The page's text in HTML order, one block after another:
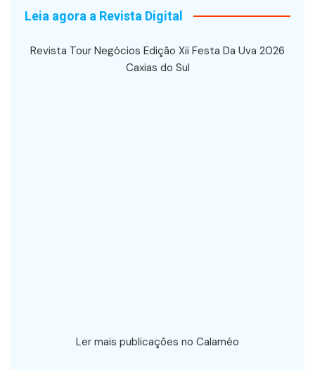
Leia agora a Revista Digital
Revista Tour Negócios Edição Xii Festa Da Uva 2026
Caxias do Sul
Ler mais publicações no Calaméo